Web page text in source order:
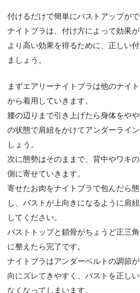
付けるだけで簡単にバストアップが
ナイトブラは、付け方によって効果が
より高い効果を得るために、正しい
ましょう。
まずエアリーナイトブラは他のナイ
から着用していきます。
腰の辺りまで引き上げたら身体をや
の状態で肩紐をかけてアンダーライ
しょう。
次に態勢はそのままで、背中やワキ
側に寄せていきます。
寄せたお肉をナイトブラで包んだら
し、バストが上向きになるように肩
してください。
バストトップと鎖骨がちょうど正三
に整えたら完了です。
ナイトブラはアンダーベルトの調節
向にズレてきやすく、バストを正し
なくなってしまいます。